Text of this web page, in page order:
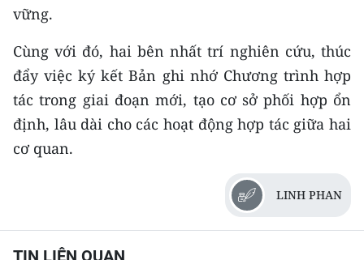
vững.
Cùng với đó, hai bên nhất trí nghiên cứu, thúc
đẩy việc ký kết Bản ghi nhớ Chương trình hợp
tác trong giai đoạn mới, tạo cơ sở phối hợp ổn
định, lâu dài cho các hoạt động hợp tác giữa hai
cơ quan.
LINH PHAN
TIN LIÊN QUAN